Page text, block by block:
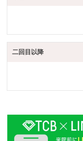
二回目以降